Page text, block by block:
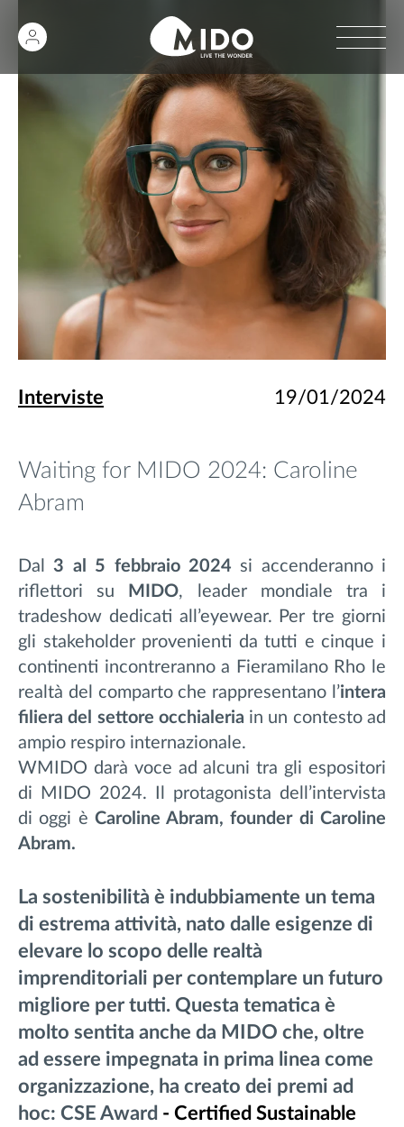
Interviste 19/01/2024
Waiting for MIDO 2024: Caroline
Abram
Dal3 al 5 febbraio 2024 si accenderanno i
riflettori su
MIDO, leader mondiale tra i
tradeshow dedicati all’eyewear. Per tre giorni
gli stakeholder provenienti da tutti e cinque i
continenti incontreranno a Fieramilano Rho le
realtà del comparto che rappresentano l’intera
filiera del settore occhialeria in un contesto ad
ampio respiro internazionale.
WMIDO darà voce ad alcuni tra gli espositori
di MIDO 2024. Il protagonista dell’intervista
di oggi è Caroline Abram, founder diCaroline
Abram.
La sostenibilità è indubbiamente un tema
di estrema attività, nato dalle esigenze di
elevare lo scopo delle realtà
imprenditoriali per contemplare un futuro
migliore per tutti. Questa tematica è
molto sentita anche da MIDO che, oltre
ad essere impegnata in prima linea come
organizzazione, ha creato dei premi ad
hoc: CSE Award - Certified Sustainable